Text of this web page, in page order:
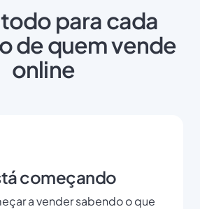
para cada
de quem vende
online
começando
a vender sabendo o que